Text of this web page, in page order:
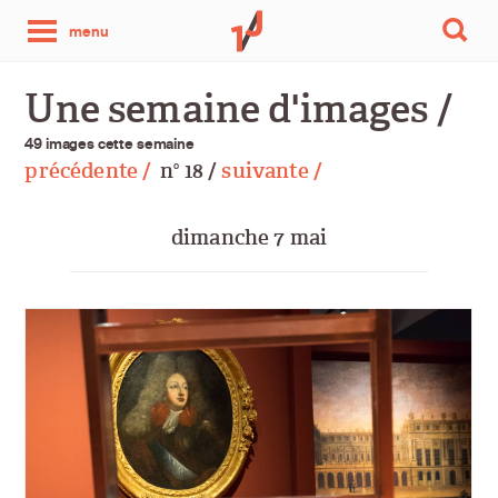
menu
photo
par
jour
Une semaine d'images /
49 images cette semaine
précédente / no 18 /suivante /
dimanche 7 mai